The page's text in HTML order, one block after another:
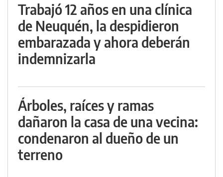
Trabajó 12 años en una clínica
de Neuquén, la despidieron
embarazada y ahora deberán
indemnizarla
Árboles, raíces y ramas
dañaron la casa de una vecina:
condenaron al dueño de un
terreno